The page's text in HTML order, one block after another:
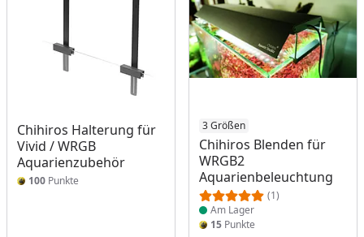
Chihiros Halterung für
Vivid / WRGB
Aquarienzubehör
100 Punkte
3 Größen
Chihiros Blenden für
WRGB2
Aquarienbeleuchtung
(1)
Produkt am Lager
Am Lager
15Punkte